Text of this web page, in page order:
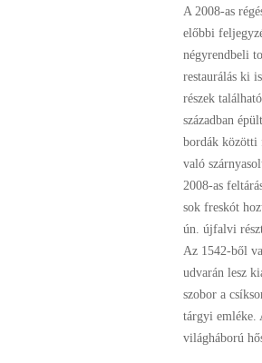
A 2008-as
előbbi
négyrendbeli
restaurálás ki
részek
században
bordák közötti
való
2008-as
sok freskót
ún. újfalvi
Az 1542-ből
udvarán lesz
szobor a
tárgyi emléke.
világháború